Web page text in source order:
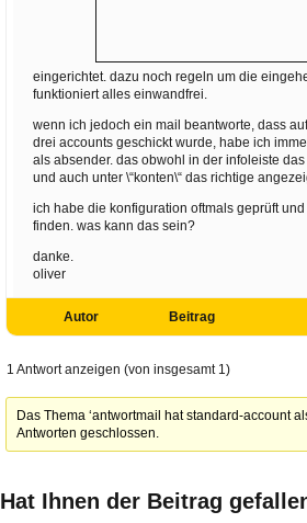
eingerichtet. dazu noch regeln um die
funktioniert alles einwandfrei.
wenn ich jedoch ein mail beantworte, dass
drei accounts geschickt wurde, habe ich
als absender. das obwohl in der infoleiste
und auch unter \“konten\“ das richtige
ich habe die konfiguration oftmals geprüft
finden. was kann das sein?
danke.
oliver
Autor Beitrag
1 Antwort anzeigen (von insgesamt 1)
Das Thema ‘antwortmail hat standard-account
Antworten geschlossen.
Hat Ihnen der Beitrag